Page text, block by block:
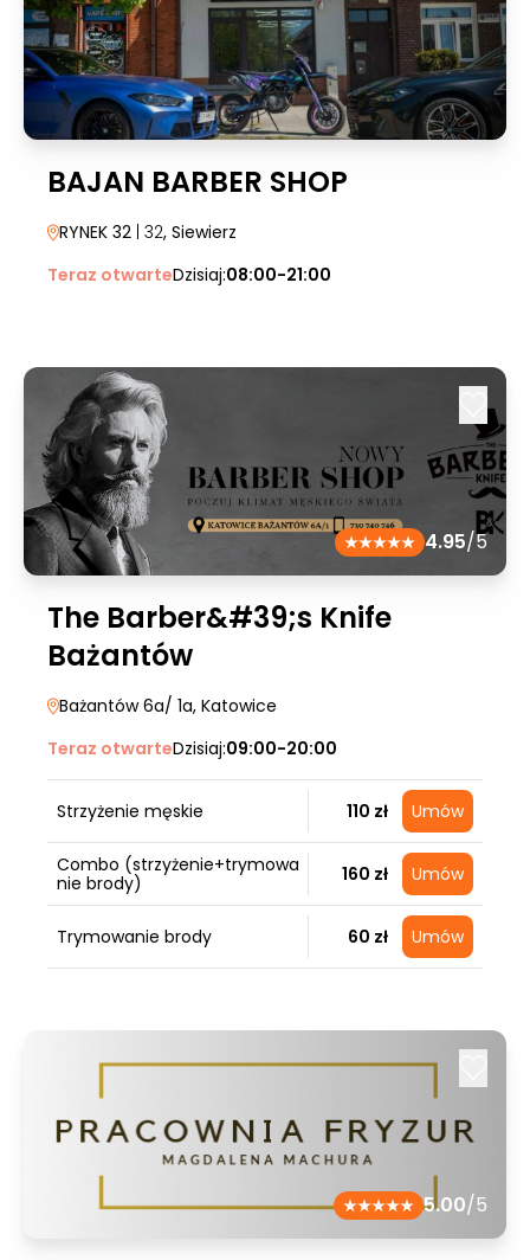
BAJAN BARBER SHOP
RYNEK 32 | 32, Siewierz
Teraz otwarteDzisiaj:08:00-21:00
4.95/5
The Barber&#39;s Knife
Bażantów
Bażantów 6a/ 1a, Katowice
Teraz otwarteDzisiaj:09:00-20:00
Strzyżenie męskie 110 zł Umów
Combo (strzyżenie+trymowa
nie brody)
160 zł Umów
Trymowanie brody 60 zł Umów
5.00/5